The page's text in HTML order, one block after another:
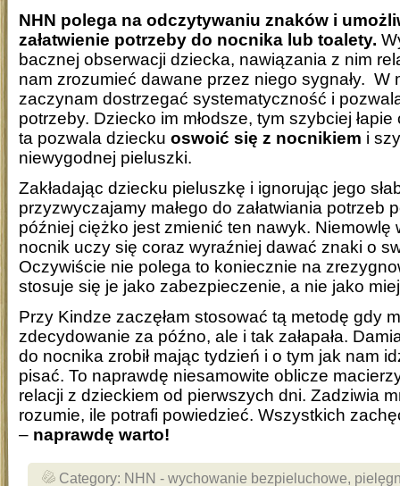
NHN polega na odczytywaniu znaków i
załatwienie potrzeby do nocnika lub toalety.
bacznej obserwacji dziecka, nawiązania z nim
nam zrozumieć dawane przez niego sygnały. W
zaczynam dostrzegać systematyczność i
potrzeby. Dziecko im młodsze, tym szybciej
ta pozwala dziecku oswoić się z nocnikiem i
niewygodnej pieluszki.
Zakładając dziecku pieluszkę i ignorując jego
przyzwyczajamy małego do załatwiania potrzeb
później ciężko jest zmienić ten nawyk. Niemowlę
nocnik uczy się coraz wyraźniej dawać znaki o
Oczywiście nie polega to koniecznie na
stosuje się je jako zabezpieczenie, a nie jako
Przy Kindze zaczęłam stosować tą metodę gdy
zdecydowanie za późno, ale i tak załapała.
do nocnika zrobił mając tydzień i o tym jak nam
pisać. To naprawdę niesamowite oblicze
relacji z dzieckiem od pierwszych dni. Zadziwia
rozumie, ile potrafi powiedzieć. Wszystkich
– naprawdę warto!
Category: NHN - wychowanie bezpieluchowe,